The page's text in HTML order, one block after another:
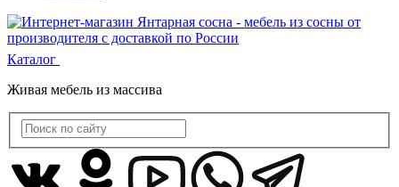
Каталог
Живая мебель из массива